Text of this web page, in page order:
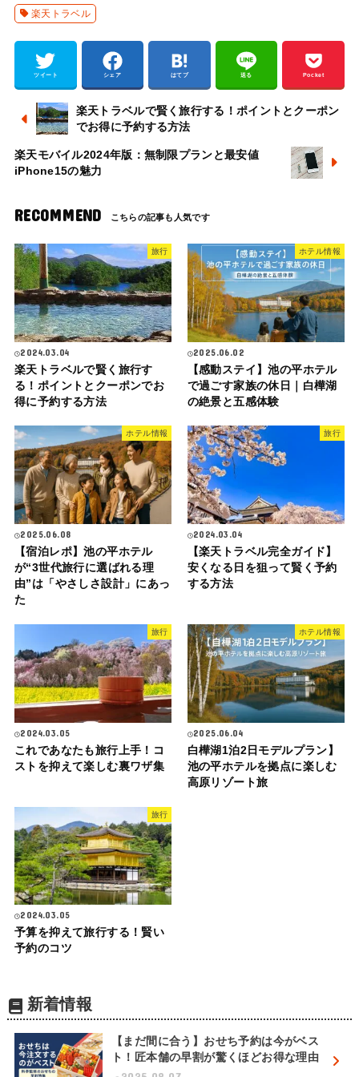
楽天トラベル
ツイート シェア はてブ 送る Pocket
楽天トラベルで賢く旅行する！ポイントとクーポン
でお得に予約する方法
楽天モバイル2024年版：無制限プランと最安値
iPhone15の魅力
RECOMMEND
旅行
2024.03.04
楽天トラベルで賢く旅行す
る！ポイントとクーポンでお
得に予約する方法
ホテル情報
2025.06.02
【感動ステイ】池の平ホテル
で過ごす家族の休日｜白樺湖
の絶景と五感体験
ホテル情報
2025.06.08
【宿泊レポ】池の平ホテル
が“3世代旅行に選ばれる理
由”は「やさしさ設計」にあっ
た
旅行
2024.03.04
【楽天トラベル完全ガイド】
安くなる日を狙って賢く予約
する方法
旅行
2024.03.05
これであなたも旅行上手！コ
ストを抑えて楽しむ裏ワザ集
ホテル情報
2025.06.04
白樺湖1泊2日モデルプラン】
池の平ホテルを拠点に楽しむ
高原リゾート旅
旅行
2024.03.05
予算を抑えて旅行する！賢い
予約のコツ
新着情報
【まだ間に合う】おせち予約は今がベス
ト！匠本舗の早割が驚くほどお得な理由